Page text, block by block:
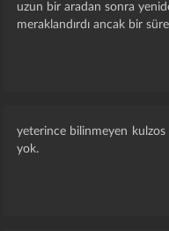
uzun bir aradan sonra
meraklandırdı ancak bir
yeterince bilinmeyen kulzos
yok.